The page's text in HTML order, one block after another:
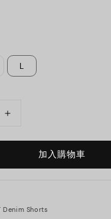
L
加入購物車
Denim Shorts